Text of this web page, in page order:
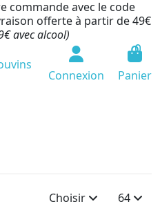
commande avec le code
offerte à partir de 49€
avec alcool)
Connexion
0
Panier
Choisir 64